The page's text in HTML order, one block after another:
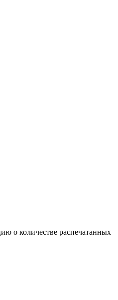
о количестве распечатанных